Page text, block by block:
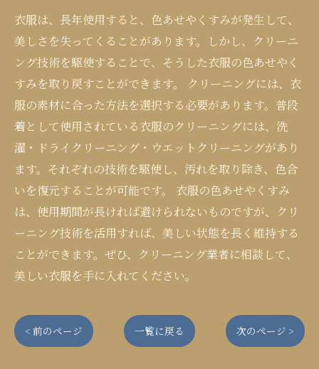
衣服は、長年使用すると、色あせやくすみが発生して、
美しさを失ってくることがあります。しかし、クリーニ
ング技術を駆使することで、そうした衣服の色あせやく
すみを取り戻すことができます。 クリーニングには、衣
服の素材に合った方法を選択する必要があります。普段
着として使用されている衣服のクリーニングには、洗
濯・ドライクリーニング・ウエットクリーニングがあり
ます。それぞれの技術を駆使し、汚れを取り除き、色合
いを復元することが可能です。 衣服の色あせやくすみ
は、使用期間が長ければ避けられないものですが、クリ
ーニング技術を活用すれば、美しい状態を長く維持する
ことができます。ぜひ、クリーニング業者に相談して、
美しい衣服を手に入れてください。
< 前のページ 一覧に戻る 次のページ >